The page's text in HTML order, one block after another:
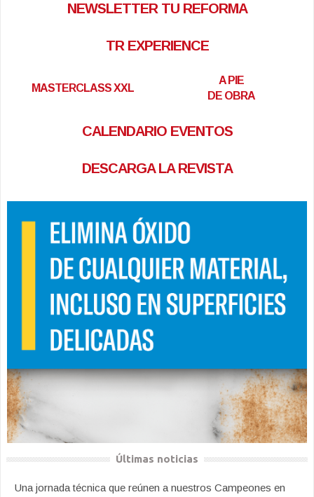
NEWSLETTER TU REFORMA
TR EXPERIENCE
MASTERCLASS XXL
A PIE
DE OBRA
CALENDARIO EVENTOS
DESCARGA LA REVISTA
Últimas noticias
Una jornada técnica que reúnen a nuestros Campeones en